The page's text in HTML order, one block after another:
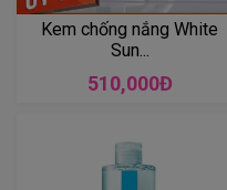
Kem chống nắng White
Sun...
510,000Đ